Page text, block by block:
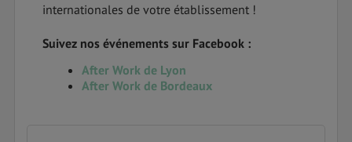
internationales de votre établissement !
Suivez nos événements sur Facebook :
After Work de Lyon
After Work de Bordeaux